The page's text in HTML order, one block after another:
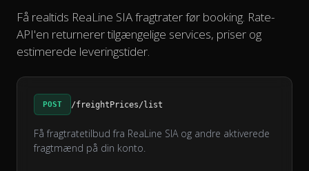
Få realtids ReaLine SIA fragtrater før booking. Rate-
API'en returnerer tilgængelige services, priser og
estimerede leveringstider.
POST /freightPrices/list
Få fragtratetilbud fra ReaLine SIA og andre aktiverede
fragtmænd på din konto.